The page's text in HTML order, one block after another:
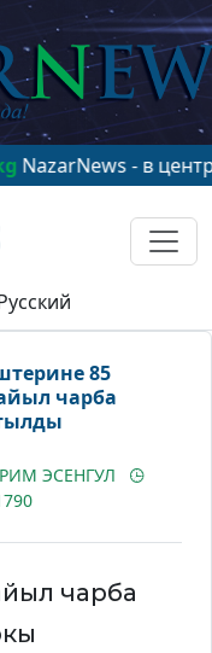
- в центре
85
чарба
ЭСЕНГУЛ
чарба